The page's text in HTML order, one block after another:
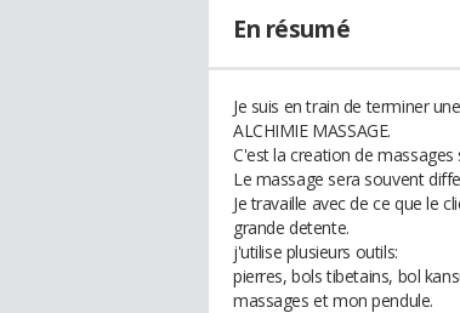
En résumé
Je suis en train de terminer
ALCHIMIE MASSAGE.
C'est la creation de
Le massage sera souvent
Je travaille avec de ce que le
grande detente.
j'utilise plusieurs outils:
pierres, bols tibetains, bol
massages et mon pendule.